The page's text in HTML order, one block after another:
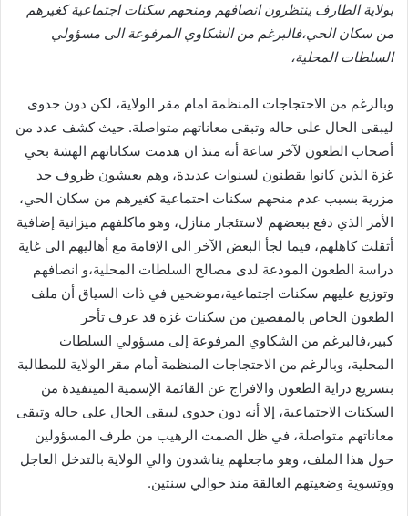
بولاية الطارف ينتظرون انصافهم ومنحهم سكنات اجتماعية كغيرهم
من سكان الحي،فالبرغم من الشكاوي المرفوعة الى مسؤولي
السلطات المحلية،
وبالرغم من الاحتجاجات المنظمة امام مقر الولاية، لكن دون جدوى
ليبقى الحال على حاله وتبقى معاناتهم متواصلة. حيث كشف عدد من
أصحاب الطعون لآخر ساعة أنه منذ ان هدمت سكاناتهم الهشة بحي
غزة الذين كانوا يقطنون لسنوات عديدة، وهم يعيشون ظروف جد
مزرية بسبب عدم منحهم سكنات احتماعية كغيرهم من سكان الحي،
الأمر الذي دفع ببعضهم لاستئجار منازل، وهو ماكلفهم ميزانية إضافية
أثقلت كاهلهم، فيما لجأ البعض الآخر الى الإقامة مع أهاليهم الى غاية
دراسة الطعون المودعة لدى مصالح السلطات المحلية،و انصافهم
وتوزيع عليهم سكنات اجتماعية،موضحين في ذات السياق أن ملف
الطعون الخاص بالمقصين من سكنات غزة قد عرف تأخر
كبير،فالبرغم من الشكاوي المرفوعة إلى مسؤولي السلطات
المحلية، وبالرغم من الاحتجاجات المنظمة أمام مقر الولاية للمطالبة
بتسريع دراية الطعون والافراج عن القائمة الإسمية الميتفيدة من
السكنات الاجتماعية، إلا أنه دون جدوى ليبقى الحال على حاله وتبقى
معاناتهم متواصلة، في ظل الصمت الرهيب من طرف المسؤولين
حول هذا الملف، وهو ماجعلهم يناشدون والي الولاية بالتدخل العاجل
ووتسوية وضعيتهم العالقة منذ حوالي سنتين.